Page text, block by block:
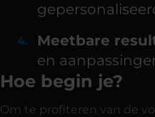
Meetbare
en
Hoe begin je?
Om te profiteren van de